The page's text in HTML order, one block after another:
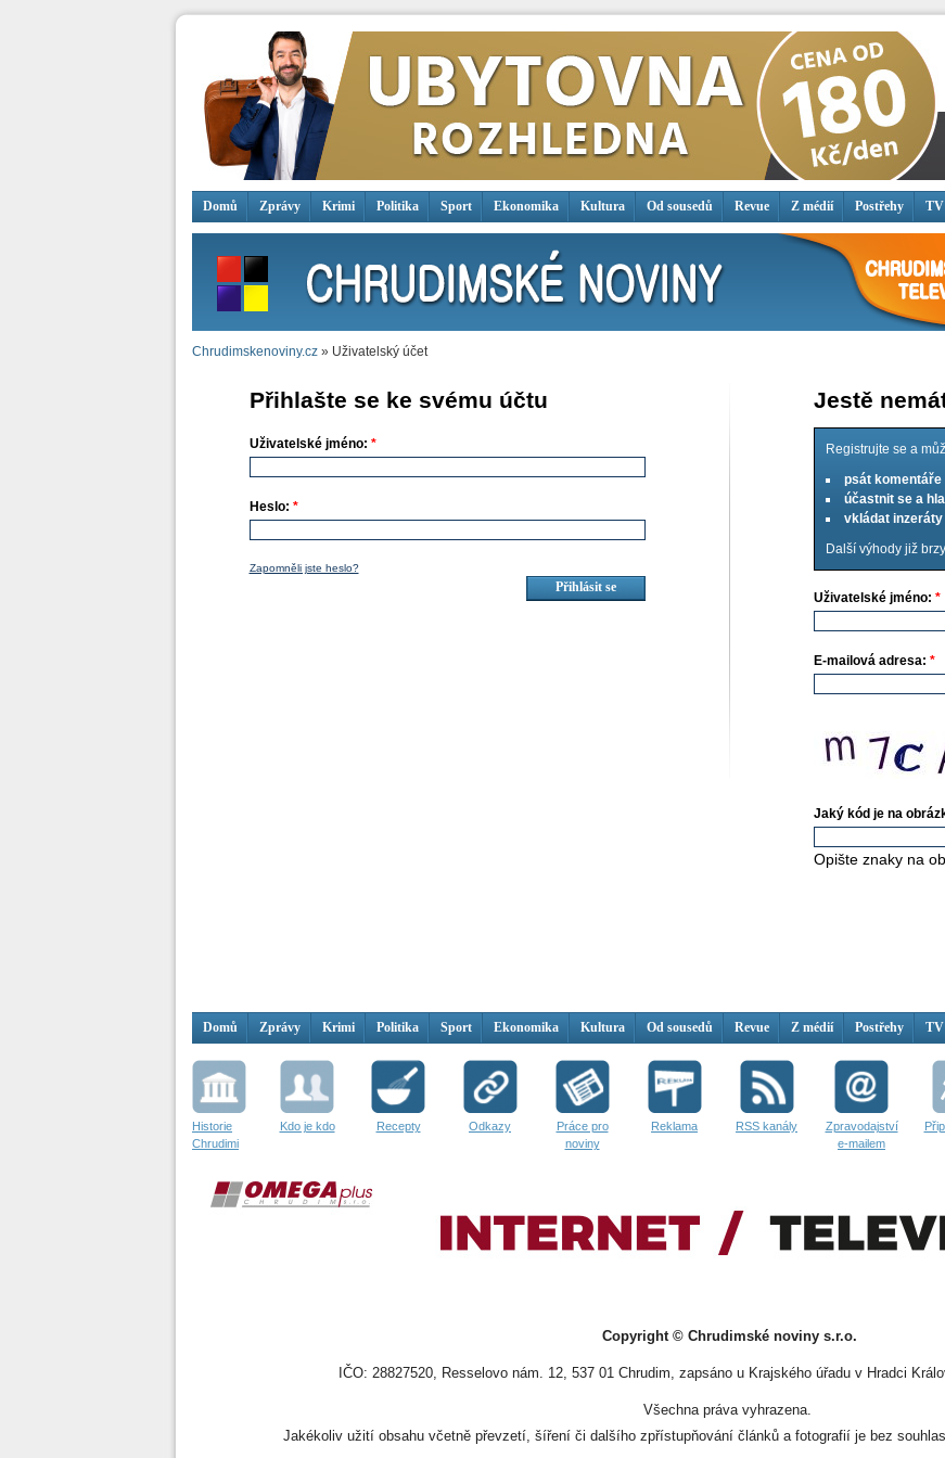
Domů Zprávy Krimi Politika Sport Ekonomika Kultura Od sousedů Revue Z médií Postřehy TV
Chrudimskenoviny.cz » Uživatelský účet
Přihlašte se ke svému účtu
Uživatelské jméno: *
Heslo: *
Zapomněli jste heslo?
Jestě
Registrujte se a
psát komentáře
účastnit se a
vkládat
Další výhody již
Uživatelské jméno: *
E-mailová adresa: *
Jaký kód je na
Opište znaky na
Domů Zprávy Krimi Politika Sport Ekonomika Kultura Od sousedů Revue Z médií Postřehy TV
Historie
Chrudimi
Kdo je kdo Recepty Odkazy
Práce pro
noviny
Reklama RSS kanály
Zpravodajství
e-mailem
Copyright © Chrudimské noviny s.r.o.
IČO: 28827520, Resselovo nám. 12, 537 01 Chrudim, zapsáno u Krajského úřadu v Hradci
Všechna práva vyhrazena.
Jakékoliv užití obsahu včetně převzetí, šíření či dalšího zpřístupňování článků a fotografií je bez